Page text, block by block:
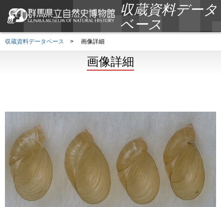
収蔵資料データ
ベース
収蔵資料データベース > 画像詳細
画像詳細